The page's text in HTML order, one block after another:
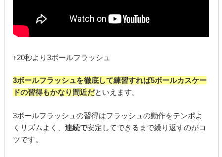
↑20秒より3ボールフラッシュ
3ボールフラッシュを徹底して練習すれば5ボールカスケー
ドの習得もかなり間近だといえます。
3ボールフラッシュの習得はフラッシュの動作をテンポよ
くリズムよく、 連続で安定してできるまで繰り返すのがコ
ツです。